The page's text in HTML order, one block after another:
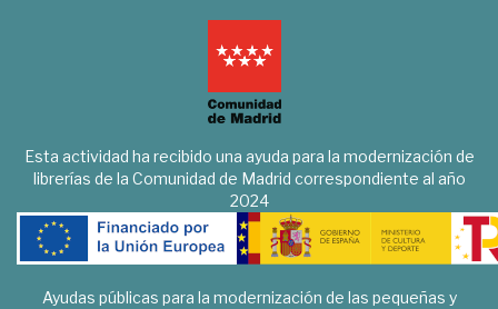
Esta actividad ha recibido una ayuda para la modernización de
librerías de la Comunidad de Madrid correspondiente al año
2024
Ayudas públicas para la modernización de las pequeñas y